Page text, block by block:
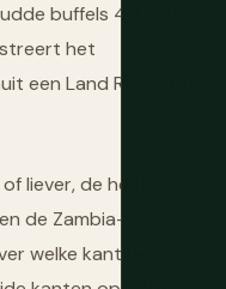
buffels 40 meter
het
een Land Rover. Dit
liever, de helft
de Zambia-
welke kant beter is,